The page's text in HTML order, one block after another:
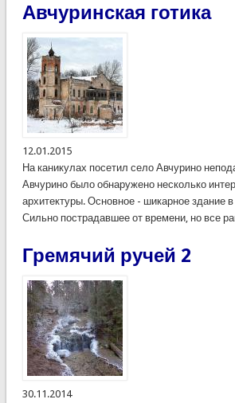
Авчуринская готика
12.01.2015
На каникулах посетил село Авчурино
Авчурино было обнаружено несколько
архитектуры. Основное - шикарное здание в
Сильно пострадавшее от времени, но все
Гремячий ручей 2
30.11.2014